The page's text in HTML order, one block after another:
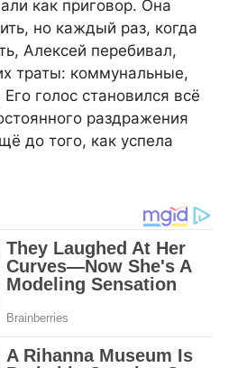
как приговор. Она
но каждый раз, когда
Алексей перебивал,
траты: коммунальные,
голос становился всё
раздражения
до того, как успела